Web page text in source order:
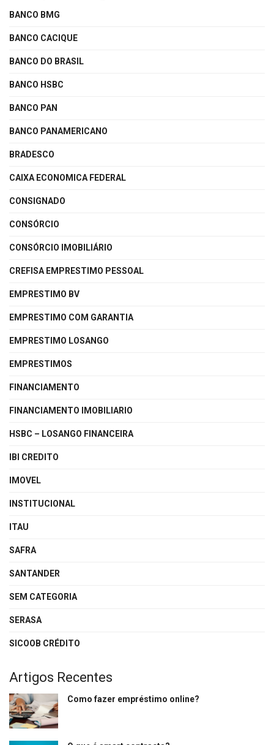
BANCO BMG
BANCO CACIQUE
BANCO DO BRASIL
BANCO HSBC
BANCO PAN
BANCO PANAMERICANO
BRADESCO
CAIXA ECONOMICA FEDERAL
CONSIGNADO
CONSÓRCIO
CONSÓRCIO IMOBILIÁRIO
CREFISA EMPRESTIMO PESSOAL
EMPRESTIMO BV
EMPRESTIMO COM GARANTIA
EMPRESTIMO LOSANGO
EMPRESTIMOS
FINANCIAMENTO
FINANCIAMENTO IMOBILIARIO
HSBC – LOSANGO FINANCEIRA
IBI CREDITO
IMOVEL
INSTITUCIONAL
ITAU
SAFRA
SANTANDER
SEM CATEGORIA
SERASA
SICOOB CRÉDITO
Artigos Recentes
Como fazer empréstimo online?